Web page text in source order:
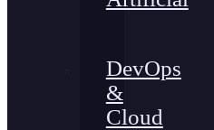
DevOps
&
Cloud